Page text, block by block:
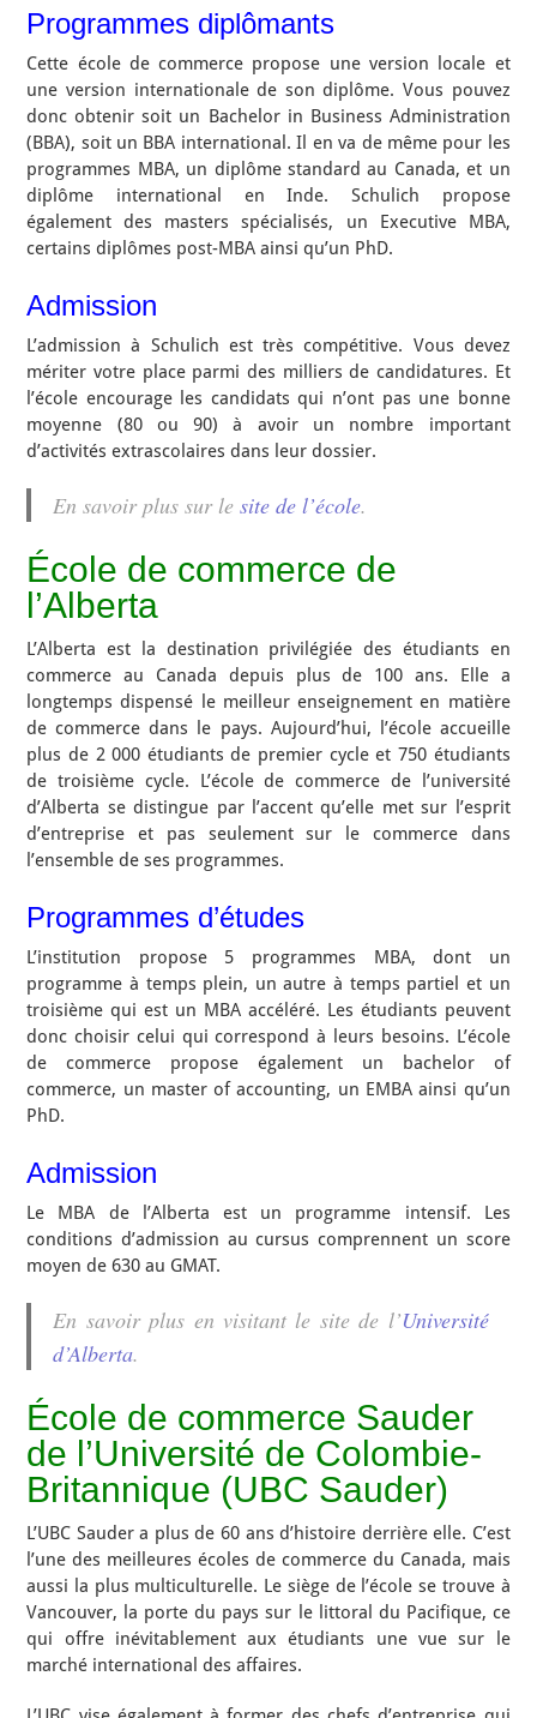
Programmes diplômants
Cette école de commerce propose une version locale et
une version internationale de son diplôme. Vous pouvez
donc obtenir soit un Bachelor in Business Administration
(BBA), soit un BBA international. Il en va de même pour les
programmes MBA, un diplôme standard au Canada, et un
diplôme international en Inde. Schulich propose
également des masters spécialisés, un Executive MBA,
certains diplômes post-MBA ainsi qu’un PhD.
Admission
L’admission à Schulich est très compétitive. Vous devez
mériter votre place parmi des milliers de candidatures. Et
l’école encourage les candidats qui n’ont pas une bonne
moyenne (80 ou 90) à avoir un nombre important
d’activités extrascolaires dans leur dossier.
En savoir plus sur lesite de l’école.
École de commerce de
l’Alberta
L’Alberta est la destination privilégiée des étudiants en
commerce au Canada depuis plus de 100 ans. Elle a
longtemps dispensé le meilleur enseignement en matière
de commerce dans le pays. Aujourd’hui, l’école accueille
plus de 2 000 étudiants de premier cycle et 750 étudiants
de troisième cycle. L’école de commerce de l’université
d’Alberta se distingue par l’accent qu’elle met sur l’esprit
d’entreprise et pas seulement sur le commerce dans
l’ensemble de ses programmes.
Programmes d’études
L’institution propose 5 programmes MBA, dont un
programme à temps plein, un autre à temps partiel et un
troisième qui est un MBA accéléré. Les étudiants peuvent
donc choisir celui qui correspond à leurs besoins. L’école
de commerce propose également un bachelor of
commerce, un master of accounting, un EMBA ainsi qu’un
PhD.
Admission
Le MBA de l’Alberta est un programme intensif. Les
conditions d’admission au cursus comprennent un score
moyen de 630 au GMAT.
En savoir plus en visitant le site de l’Université
d’Alberta.
École de commerce Sauder
de l’Université de Colombie-
Britannique (UBC Sauder)
L’UBC Sauder a plus de 60 ans d’histoire derrière elle. C’est
l’une des meilleures écoles de commerce du Canada, mais
aussi la plus multiculturelle. Le siège de l’école se trouve à
Vancouver, la porte du pays sur le littoral du Pacifique, ce
qui offre inévitablement aux étudiants une vue sur le
marché international des affaires.